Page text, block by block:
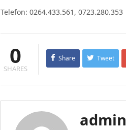
Telefon: 0264.433.561, 0723.280.353
0
SHARES
Share Tweet
admin